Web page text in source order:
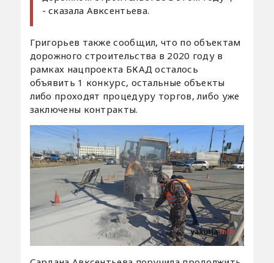
- сказала Авксентьева.
Григорьев также сообщил, что по объектам
дорожного строительства в 2020 году в
рамках нацпроекта БКАД осталось
объявить 1 конкурс, остальные объекты
либо проходят процедуру торгов, либо уже
заключены контракты.